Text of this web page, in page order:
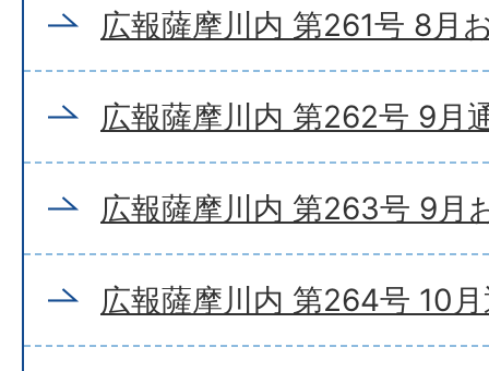
広報薩摩川内 第261号 8月
広報薩摩川内 第262号 9月
広報薩摩川内 第263号 9月
広報薩摩川内 第264号 10